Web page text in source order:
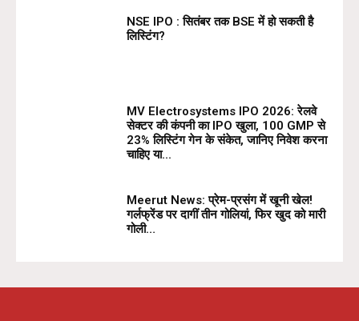
NSE IPO : सितंबर तक BSE में हो सकती है
लिस्टिंग?
MV Electrosystems IPO 2026: रेलवे
सेक्टर की कंपनी का IPO खुला, ₹100 GMP से
23% लिस्टिंग गेन के संकेत, जानिए निवेश करना
चाहिए या...
Meerut News: प्रेम-प्रसंग में खूनी खेल!
गर्लफ्रेंड पर दागीं तीन गोलियां, फिर खुद को मारी
गोली…